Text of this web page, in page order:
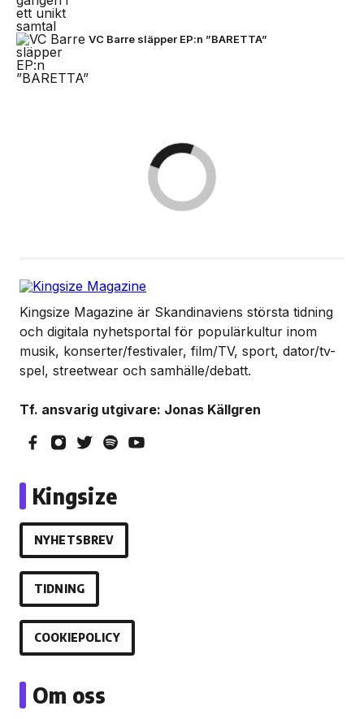
VC Barre släpper EP:n ”BARETTA”
Kingsize Magazine är Skandinaviens största tidning
och digitala nyhetsportal för populärkultur inom
musik, konserter/festivaler, film/TV, sport, dator/tv-
spel, streetwear och samhälle/debatt.
Tf. ansvarig utgivare: Jonas Källgren
Kingsize
NYHETSBREV
TIDNING
COOKIEPOLICY
Om oss